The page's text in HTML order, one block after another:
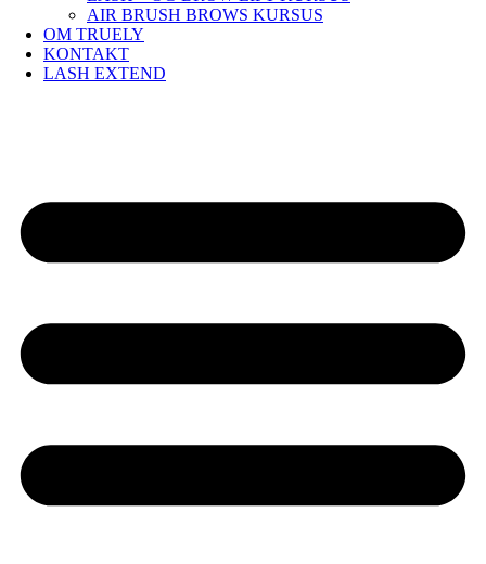
AIR BRUSH BROWS KURSUS
OM TRUELY
KONTAKT
LASH EXTEND